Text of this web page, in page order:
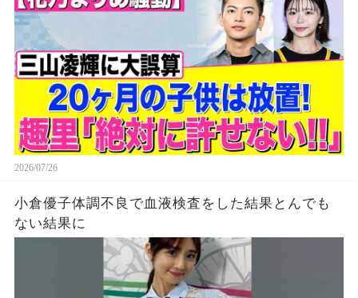
2026/07/26
小倉優子体調不良で血液検査をした結果とんでも
ない結果に